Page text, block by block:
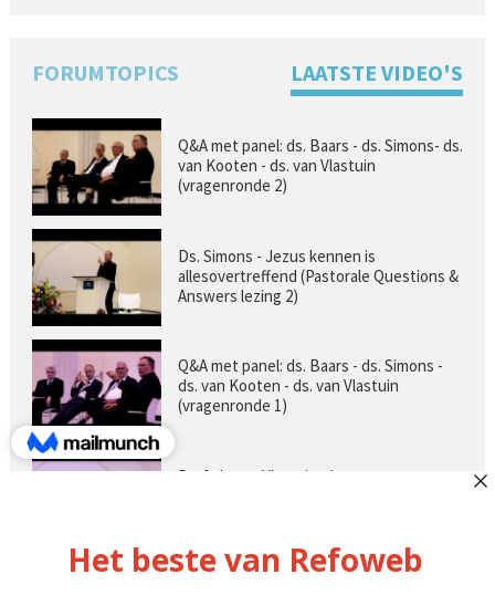
FORUMTOPICS LAATSTE VIDEO'S
Q&A met panel: ds. Baars - ds. Simons- ds.
van Kooten - ds. van Vlastuin
(vragenronde 2)
Ds. Simons - Jezus kennen is
allesovertreffend (Pastorale Questions &
Answers lezing 2)
Q&A met panel: ds. Baars - ds. Simons -
ds. van Kooten - ds. van Vlastuin
(vragenronde 1)
Prof. dr. van Vlastuin - Is